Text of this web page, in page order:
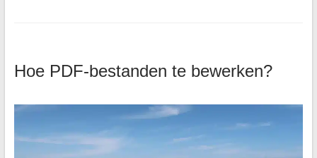
Hoe PDF-bestanden te bewerken?